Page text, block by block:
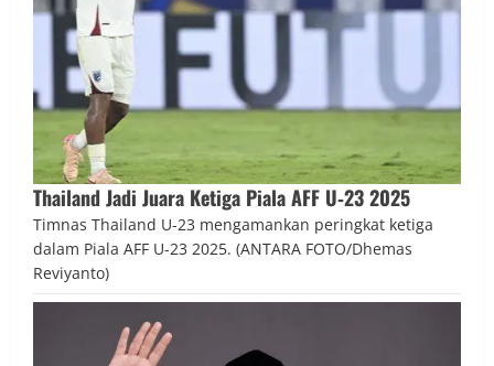
Thailand Jadi Juara Ketiga Piala AFF U‑23 2025
Timnas Thailand U-23 mengamankan peringkat ketiga
dalam Piala AFF U-23 2025. (ANTARA FOTO/Dhemas
Reviyanto)